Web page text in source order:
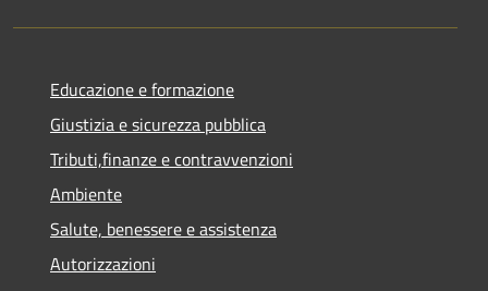
Educazione e formazione
Giustizia e sicurezza pubblica
Tributi,finanze e contravvenzioni
Ambiente
Salute, benessere e assistenza
Autorizzazioni